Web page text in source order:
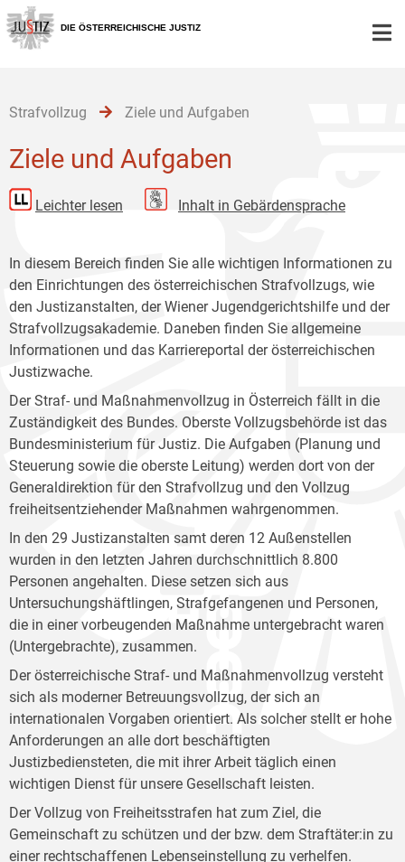
Zur
Hauptnavigation
[1]
Zum
Inhalt
[2]
Zum
Untermenü
[3]
DIE ÖSTERREICHISCHE JUSTIZ
Strafvollzug Ziele und Aufgaben
Ziele und Aufgaben
Leichter lesen Inhalt in Gebärdensprache
In diesem Bereich finden Sie alle wichtigen Informationen zu
den Einrichtungen des österreichischen Strafvollzugs, wie
den Justizanstalten, der Wiener Jugendgerichtshilfe und der
Strafvollzugsakademie. Daneben finden Sie allgemeine
Informationen und das Karriereportal der österreichischen
Justizwache.
Der Straf- und Maßnahmenvollzug in Österreich fällt in die
Zuständigkeit des Bundes. Oberste Vollzugsbehörde ist das
Bundesministerium für Justiz. Die Aufgaben (Planung und
Steuerung sowie die oberste Leitung) werden dort von der
Generaldirektion für den Strafvollzug und den Vollzug
freiheitsentziehender Maßnahmen wahrgenommen.
In den 29 Justizanstalten samt deren 12 Außenstellen
wurden in den letzten Jahren durchschnittlich 8.800
Personen angehalten. Diese setzen sich aus
Untersuchungshäftlingen, Strafgefangenen und Personen,
die in einer vorbeugenden Maßnahme untergebracht waren
(Untergebrachte), zusammen.
Der österreichische Straf- und Maßnahmenvollzug versteht
sich als moderner Betreuungsvollzug, der sich an
internationalen Vorgaben orientiert. Als solcher stellt er hohe
Anforderungen an alle dort beschäftigten
Justizbediensteten, die mit ihrer Arbeit täglich einen
wichtigen Dienst für unsere Gesellschaft leisten.
Der Vollzug von Freiheitsstrafen hat zum Ziel, die
Gemeinschaft zu schützen und der bzw. dem Straftäter:in zu
einer rechtschaffenen Lebenseinstellung zu verhelfen.